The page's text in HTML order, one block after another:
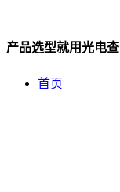
产品选型就用光电查
首页